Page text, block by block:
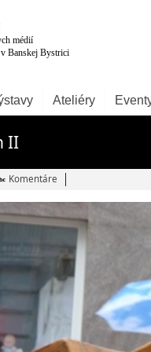
Ateliéry
II
Komentáre